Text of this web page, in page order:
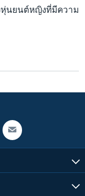
หุ่นยนต์หญิงที่มีความ